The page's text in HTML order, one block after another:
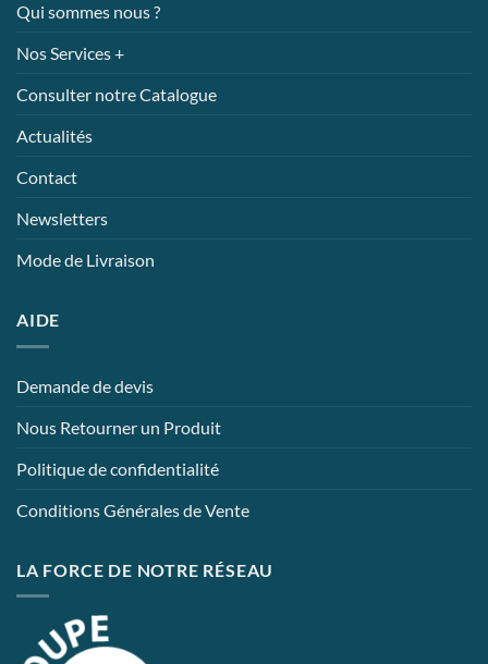
Qui sommes nous ?
Nos Services +
Consulter notre Catalogue
Actualités
Contact
Newsletters
Mode de Livraison
AIDE
Demande de devis
Nous Retourner un Produit
Politique de confidentialité
Conditions Générales de Vente
LA FORCE DE NOTRE RÉSEAU